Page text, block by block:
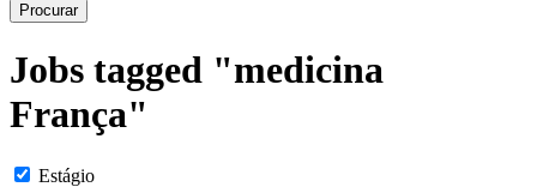
Procurar
Jobs tagged "medicina
França"
Estágio